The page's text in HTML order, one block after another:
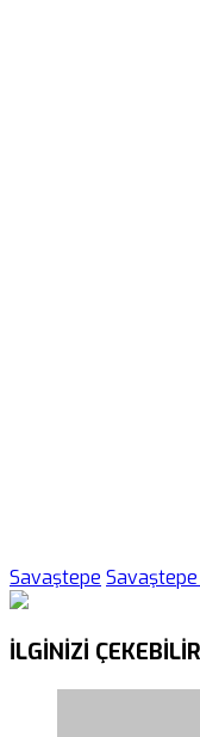
Savaştepe
İLGİNİZİ ÇEKEBİLİR